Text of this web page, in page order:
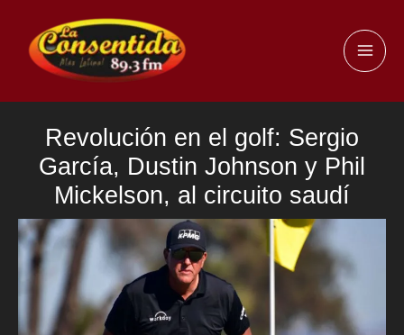
contenido
Revolución en el golf: Sergio
García, Dustin Johnson y Phil
Mickelson, al circuito saudí